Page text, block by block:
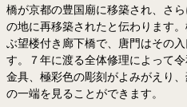
橋が京都の豊国廟に移築され、さ
の地に再移築されたと伝わります
ぶ望楼付き廊下橋で、唐門はその
す。７年に渡る全体修理によって
金具、極彩色の彫刻がよみがえり
の一端を見ることができます。